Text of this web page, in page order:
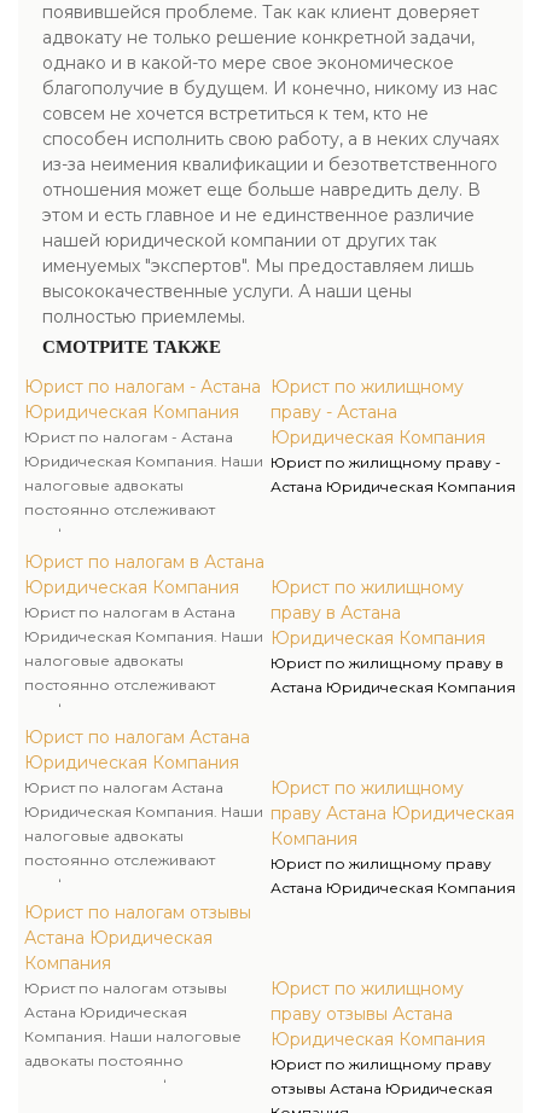
появившейся проблеме. Так как клиент доверяет
адвокату не только решение конкретной задачи,
однако и в какой-то мере свое экономическое
благополучие в будущем. И конечно, никому из нас
совсем не хочется встретиться к тем, кто не
способен исполнить свою работу, а в неких случаях
из-за неимения квалификации и безответственного
отношения может еще больше навредить делу. В
этом и есть главное и не единственное различие
нашей юридической компании от других так
именуемых "экспертов". Мы предоставляем лишь
высококачественные услуги. А наши цены
полностью приемлемы.
СМОТРИТЕ ТАКЖЕ
Юрист по налогам - Астана
Юридическая Компания
Юрист по налогам - Астана
Юридическая Компания. Наши
налоговые адвокаты
постоянно отслеживают
конфигурации в
законодательстве о налогах и
сборах и производят прогноз
судебной практики по
налоговым спорам.
Юрист по налогам в Астана
Юридическая Компания
Юрист по налогам в Астана
Юридическая Компания. Наши
налоговые адвокаты
постоянно отслеживают
конфигурации в
законодательстве о налогах и
сборах и производят прогноз
судебной практики по
налоговым спорам.
Юрист по налогам Астана
Юридическая Компания
Юрист по налогам Астана
Юридическая Компания. Наши
налоговые адвокаты
постоянно отслеживают
конфигурации в
законодательстве о налогах и
сборах и производят прогноз
судебной практики по
налоговым спорам.
Юрист по налогам отзывы
Астана Юридическая
Компания
Юрист по налогам отзывы
Астана Юридическая
Компания. Наши налоговые
адвокаты постоянно
отслеживают конфигурации в
Юрист по жилищному
праву - Астана
Юридическая Компания
Юрист по жилищному праву -
Астана Юридическая Компания
Юрист по жилищному
праву в Астана
Юридическая Компания
Юрист по жилищному праву в
Астана Юридическая Компания
Юрист по жилищному
праву Астана Юридическая
Компания
Юрист по жилищному праву
Астана Юридическая Компания
Юрист по жилищному
праву отзывы Астана
Юридическая Компания
Юрист по жилищному праву
отзывы Астана Юридическая